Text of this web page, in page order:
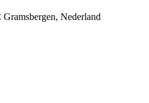
Nederland